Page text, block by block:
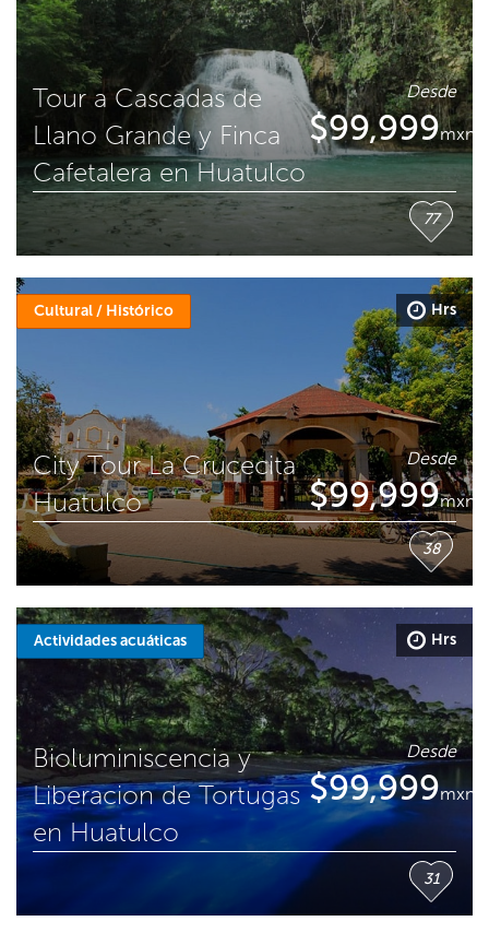
Tour a Cascadas de
Llano Grande y Finca
Cafetalera en Huatulco
Desde
$99,999mxn
77
Cultural / Histórico Hrs
City Tour La Crucecita
Huatulco
Desde
$99,999mxn
38
Actividades acuáticas Hrs
Bioluminiscencia y
Liberacion de Tortugas
en Huatulco
Desde
$99,999mxn
31